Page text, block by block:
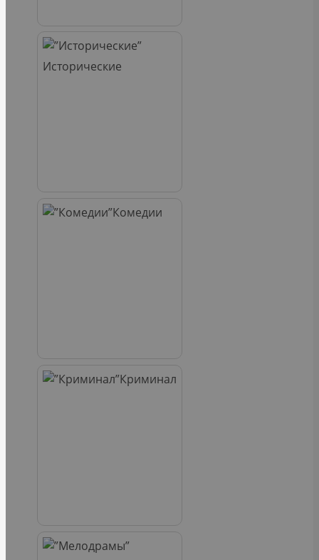
Исторические
Комедии
Криминал